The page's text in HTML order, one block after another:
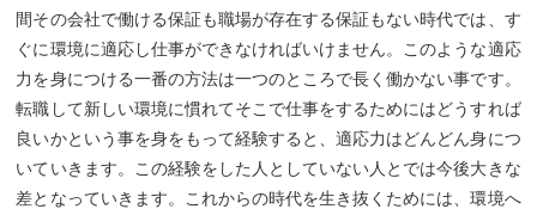
間その会社で働ける保証も職場が存在する保証もない時代では、す
ぐに環境に適応し仕事ができなければいけません。このような適応
力を身につける一番の方法は一つのところで長く働かない事です。
転職して新しい環境に慣れてそこで仕事をするためにはどうすれば
良いかという事を身をもって経験すると、適応力はどんどん身につ
いていきます。この経験をした人としていない人とでは今後大きな
差となっていきます。これからの時代を生き抜くためには、環境へ